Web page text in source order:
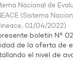
Nacional de
(Sistema
, 01/04/2022)
boletín N°
de la oferta de
el nivel de